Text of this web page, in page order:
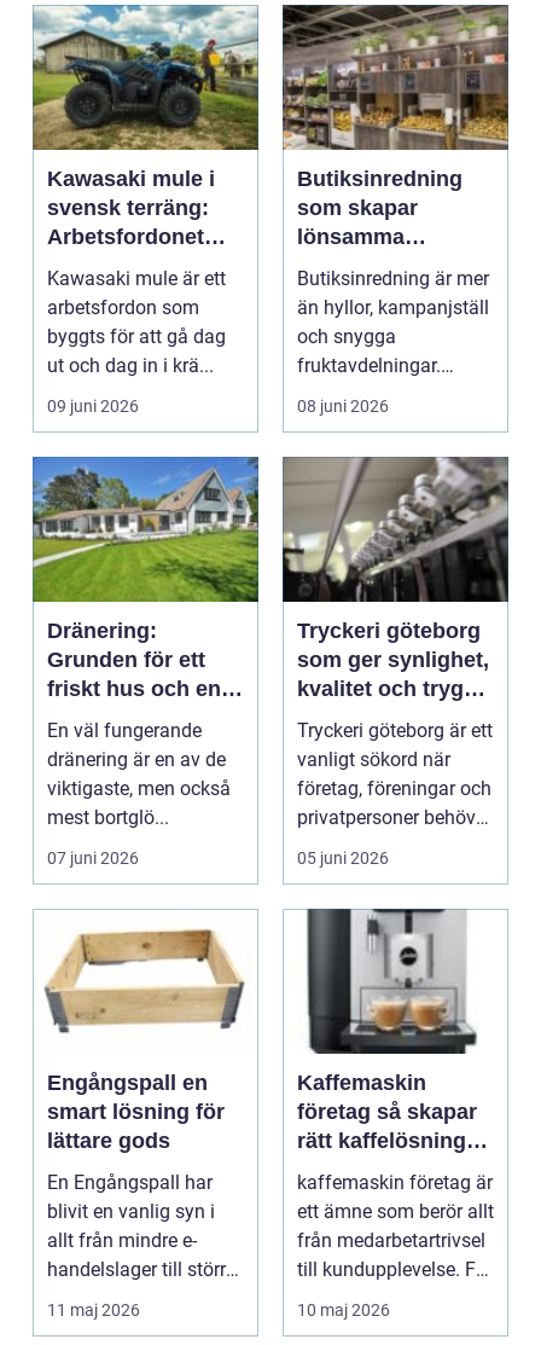
Kawasaki mule i
svensk terräng:
Arbetsfordonet
som tål att
användas
Kawasaki mule är ett
arbetsfordon som
byggts för att gå dag
ut och dag in i krä...
09 juni 2026
Butiksinredning
som skapar
lönsamma
butiksmiljöer
Butiksinredning är mer
än hyllor, kampanjställ
och snygga
fruktavdelningar.
Rätt...
08 juni 2026
Dränering:
Grunden för ett
friskt hus och en
trygg tomt
En väl fungerande
dränering är en av de
viktigaste, men också
mest bortglö...
07 juni 2026
Tryckeri göteborg
som ger synlighet,
kvalitet och trygg
leverans
Tryckeri göteborg är ett
vanligt sökord när
företag, föreningar och
privatpersoner behöver
snabb, sn...
05 juni 2026
Engångspall en
smart lösning för
lättare gods
En Engångspall har
blivit en vanlig syn i
allt från mindre e-
handelslager till större
industriflöden...
11 maj 2026
Kaffemaskin
företag så skapar
rätt kaffelösning
mer värde på
jobbet
kaffemaskin företag är
ett ämne som berör allt
från medarbetartrivsel
till kundupplevelse. Få
andra ...
10 maj 2026